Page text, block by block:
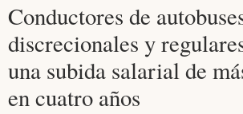
Conductores de
discrecionales y
una subida salarial de
en cuatro años